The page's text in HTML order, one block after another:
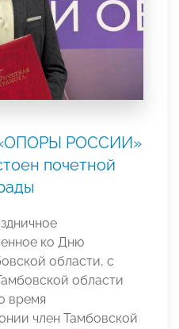
«ОПОРЫ РОССИИ»
почетной
ко Дню
области, с
области
время
член Тамбовской